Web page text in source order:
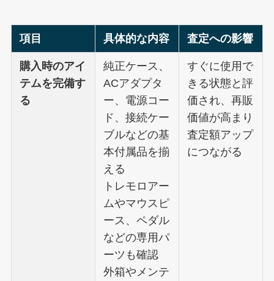
項目 具体的な内容 査定への影響
購入時のアイ
テムを完備す
る
純正ケース、
ACアダプタ
ー、電源コー
ド、接続ケー
ブルなどの基
本付属品を揃
える
トレモロアー
ムやマウスピ
ース、ペダル
などの専用パ
ーツも確認
外箱やメンテ
すぐに使用で
きる状態と評
価され、再販
価値が高まり
査定額アップ
につながる